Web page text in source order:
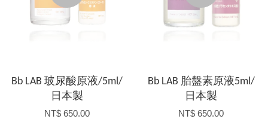
Bb LAB 玻尿酸原液/5ml/
日本製
NT$ 650.00
Bb LAB 胎盤素原液5ml/
日本製
NT$ 650.00